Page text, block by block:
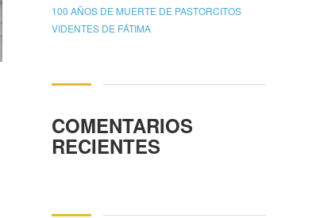
100 AÑOS DE MUERTE DE PASTORCITOS
VIDENTES DE FÁTIMA
COMENTARIOS
RECIENTES